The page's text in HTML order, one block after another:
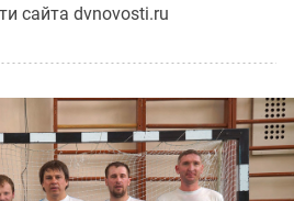
сайта dvnovosti.ru